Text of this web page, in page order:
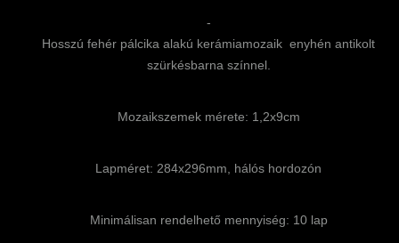
-
Hosszú fehér pálcika alakú kerámiamozaik enyhén antikolt
szürkésbarna színnel.
Mozaikszemek mérete: 1,2x9cm
Lapméret: 284x296mm, hálós hordozón
Minimálisan rendelhető mennyiség: 10 lap